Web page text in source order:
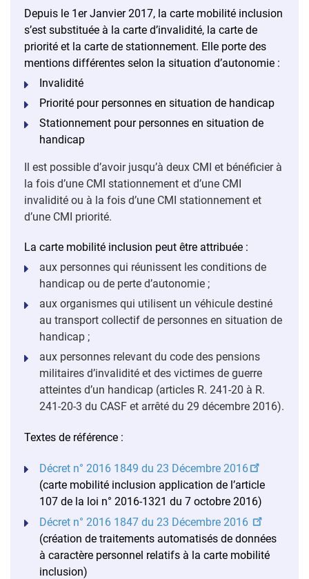
Depuis le 1er Janvier 2017, la carte mobilité inclusion
s’est substituée à la carte d’invalidité, la carte de
priorité et la carte de stationnement. Elle porte des
mentions différentes selon la situation d’autonomie :
Invalidité
Priorité pour personnes en situation de handicap
Stationnement pour personnes en situation de
handicap
Il est possible d’avoir jusqu’à deux CMI et bénéficier à
la fois d’une CMI stationnement et d’une CMI
invalidité ou à la fois d’une CMI stationnement et
d’une CMI priorité.
La carte mobilité inclusion peut être attribuée :
aux personnes qui réunissent les conditions de
handicap ou de perte d’autonomie ;
aux organismes qui utilisent un véhicule destiné
au transport collectif de personnes en situation de
handicap ;
aux personnes relevant du code des pensions
militaires d’invalidité et des victimes de guerre
atteintes d’un handicap (articles R. 241-20 à R.
241-20-3 du CASF et arrêté du 29 décembre 2016).
Textes de référence :
Décret n° 2016 1849 du 23 Décembre 2016
(carte mobilité inclusion application de l’article
107 de la loi n° 2016-1321 du 7 octobre 2016)
Décret n° 2016 1847 du 23 Décembre 2016
(création de traitements automatisés de données
à caractère personnel relatifs à la carte mobilité
inclusion)